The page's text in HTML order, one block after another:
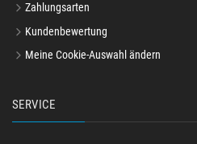
Zahlungsarten
Kundenbewertung
Meine Cookie-Auswahl ändern
SERVICE